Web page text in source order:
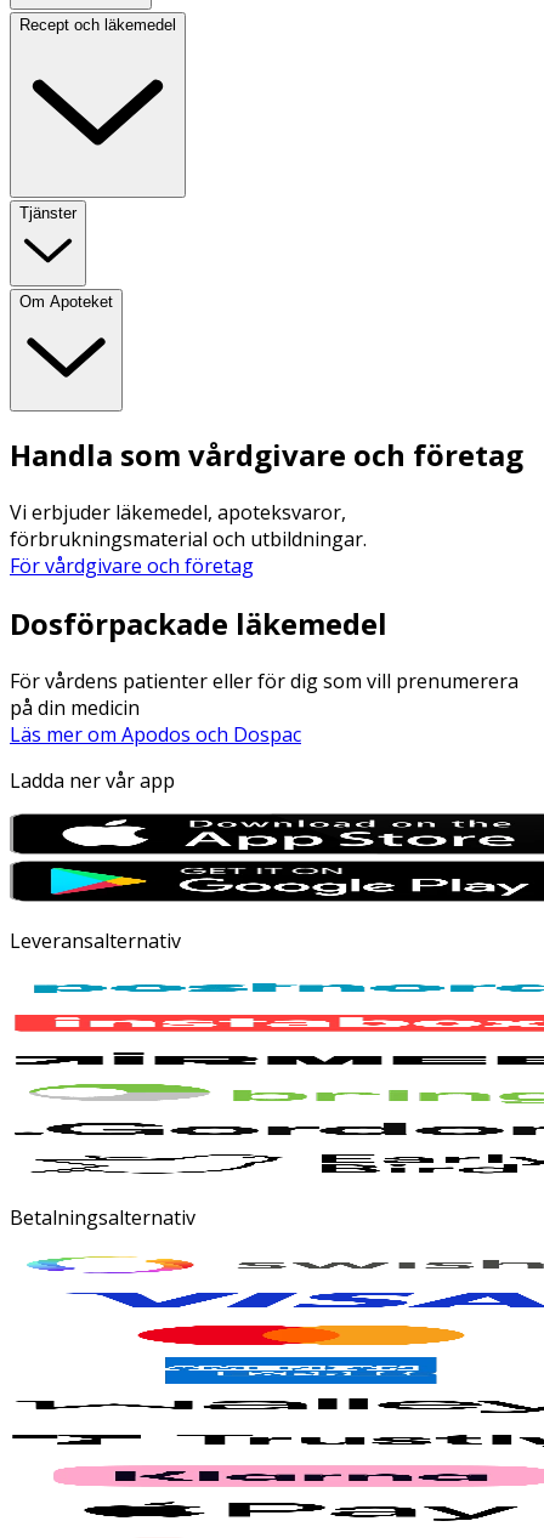
Recept och läkemedel
Tjänster
Om Apoteket
Handla som vårdgivare och företag
Vi erbjuder läkemedel, apoteksvaror,
förbrukningsmaterial och utbildningar.
För vårdgivare och företag
Dosförpackade läkemedel
För vårdens patienter eller för dig som vill prenumerera
på din medicin
Läs mer om Apodos och Dospac
Ladda ner vår app
Leveransalternativ
Betalningsalternativ